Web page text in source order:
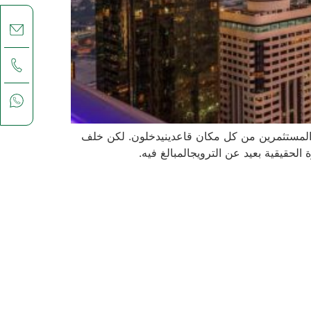
والمستثمرين من كل مكان قاعدينيدخلون. لكن خلف
بعيد عن الترويجالمبالغ فيه.